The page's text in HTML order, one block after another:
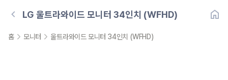
LG 울트라와이드 모니터 34인치 (WFHD)
홈 모니터 울트라와이드 모니터 34인치 (WFHD)